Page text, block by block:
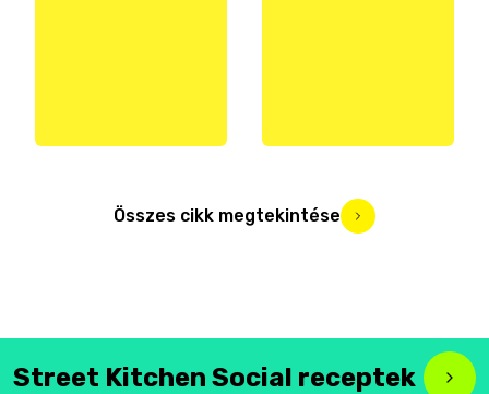
Összes cikk megtekintése
Street Kitchen Social receptek